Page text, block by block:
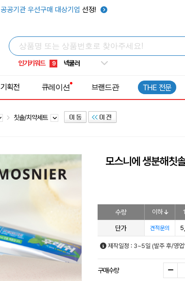
공공기관 우선구매 대상기업 선정!
인기키워드
5 키캡
8 쿨토시
9 넥쿨러
1 선풍기
기획전 큐레이션 브랜드관 THE 전문
칫솔/치약세트
모스니에 생분해칫
수량 이하
단가 견적문의
제작일정 : 3~5일 (발주 후/영
구매수량